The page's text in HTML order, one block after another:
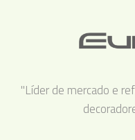
"Líder de mercado e